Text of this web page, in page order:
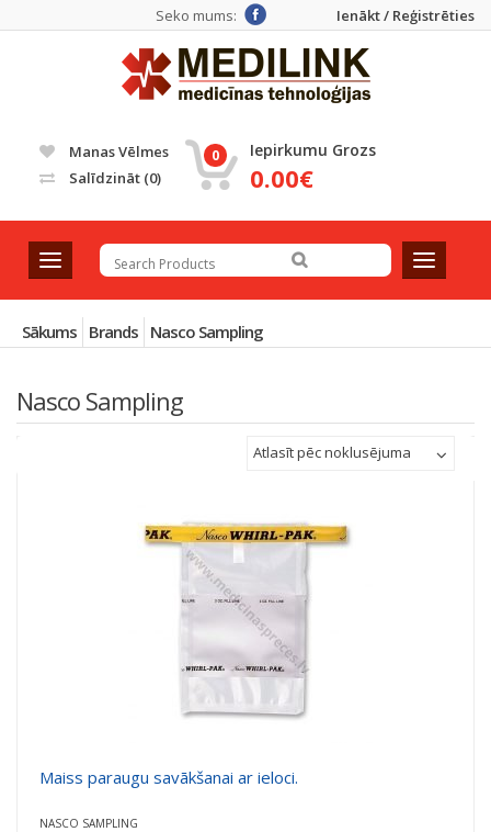
Ienākt / Reģistrēties
Seko mums:
Manas Vēlmes
Salīdzināt (0)
0 Iepirkumu Grozs
0.00€
T
o
g
g
l
n
a
T
o
g
l
a
Sākums Brands Nasco Sampling
Nasco Sampling
Atlasīt pēc noklusējuma
Maiss paraugu savākšanai ar ieloci.
NASCO SAMPLING